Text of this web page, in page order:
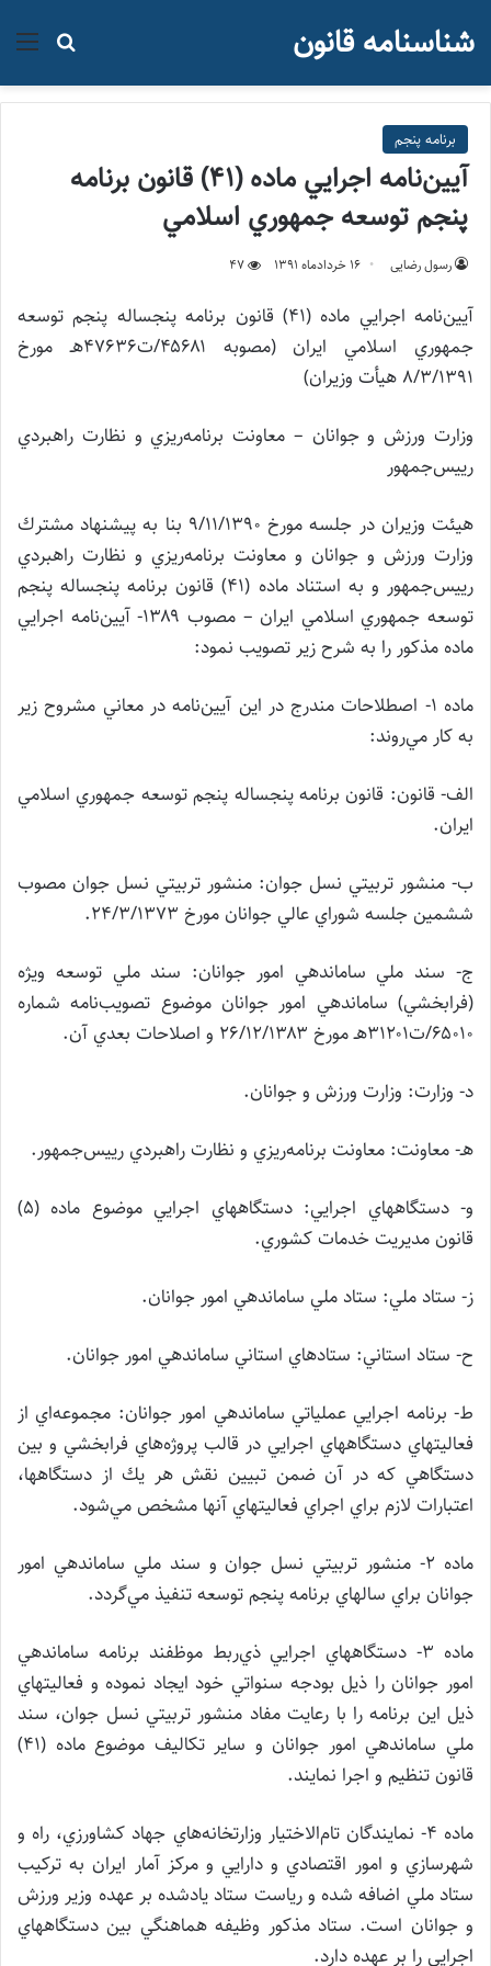
جستجو شناسنامه قانون
برنامه پنجم
آيين‌‌نامه اجرايي ماده (۴۱) قانون برنامه
پنجم توسعه جمهوري اسلامي
رسول رضایی ۱۶ خرداد‌ماه ۱۳۹۱ 47
آيين‌‌نامه اجرايي ماده (۴۱) قانون برنامه پنجساله پنجم توسعه
جمهوري اسلامي ايران (مصوبه ۴۵۶۸۱/ت۴۷۶۳۶هـ مورخ
۸/۳/۱۳۹۱ هيأت وزيران)
وزارت ورزش و جوانان – معاونت برنامه‌ريزي و نظارت راهبردي
رييس‌جمهور
هيئت وزيران در جلسه مورخ ۹/۱۱/۱۳۹۰ بنا به پيشنهاد مشترك
وزارت ورزش و جوانان و معاونت برنامه‌ريزي و نظارت راهبردي
رييس‌جمهور و به استناد ماده (۴۱) قانون برنامه پنجساله پنجم
توسعه جمهوري اسلامي ايران – مصوب ۱۳۸۹- آيين‌نامه اجرايي
ماده مذكور را به شرح زير تصويب نمود:
ماده ۱- اصطلاحات مندرج در اين آيين‌نامه در معاني مشروح زير
به كار مي‌روند:
الف- قانون: قانون برنامه پنجساله پنجم توسعه جمهوري اسلامي
ايران.
ب- منشور تربيتي نسل جوان: منشور تربيتي نسل جوان مصوب
ششمين جلسه شوراي عالي جوانان مورخ ۲۴/۳/۱۳۷۳.
ج- سند ملي ساماندهي امور جوانان: سند ملي توسعه ويژه
(فرابخشي) ساماندهي امور جوانان موضوع تصويب‌نامه شماره
۶۵۰۱۰/ت۳۱۲۰۱هـ مورخ ۲۶/۱۲/۱۳۸۳ و اصلاحات بعدي آن.
د- وزارت: وزارت ورزش و جوانان.
هـ- معاونت: معاونت برنامه‌ريزي و نظارت راهبردي رييس‌جمهور.
و- دستگاههاي اجرايي: دستگاههاي اجرايي موضوع ماده (۵)
قانون مديريت خدمات كشوري.
ز- ستاد ملي: ستاد ملي ساماندهي امور جوانان.
ح- ستاد استاني: ستادهاي استاني ساماندهي امور جوانان.
ط- برنامه اجرايي عملياتي ساماندهي امور جوانان: مجموعه‌اي از
فعاليتهاي دستگاههاي اجرايي در قالب پروژه‌هاي فرابخشي و بين
دستگاهي كه در آن ضمن تبيين نقش هر يك از دستگاهها،
اعتبارات لازم براي اجراي فعاليتهاي آنها مشخص مي‌شود.
ماده ۲- منشور تربيتي نسل جوان و سند ملي ساماندهي امور
جوانان براي سالهاي برنامه پنجم توسعه تنفيذ مي‌گردد.
ماده ۳- دستگاههاي اجرايي ذي‌ربط موظفند برنامه ساماندهي
امور جوانان را ذيل بودجه سنواتي خود ايجاد نموده و فعاليتهاي
ذيل اين برنامه را با رعايت مفاد منشور تربيتي نسل جوان، سند
ملي ساماندهي امور جوانان و ساير تكاليف موضوع ماده (۴۱)
قانون تنظيم و اجرا نمايند.
ماده ۴- نمايندگان تام‌الاختيار وزارتخانه‌هاي جهاد كشاورزي، راه و
شهرسازي و امور اقتصادي و دارايي و مركز آمار ايران به تركيب
ستاد ملي اضافه شده و رياست ستاد يادشده بر عهده وزير ورزش
و جوانان است. ستاد مذكور وظيفه هماهنگي بين دستگاههاي
اجرايي را بر عهده دارد.